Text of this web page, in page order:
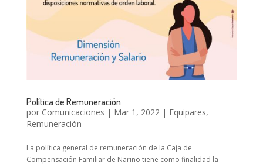
Política de Remuneración
por Comunicaciones | Mar 1, 2022| Equipares,
Remuneración
La política general de remuneración de la Caja de
Compensación Familiar de Nariño tiene como finalidad la